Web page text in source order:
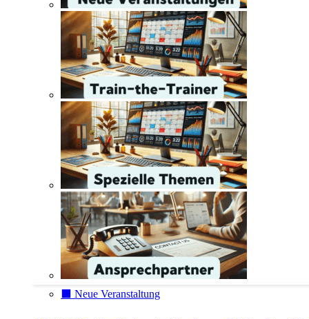
⬛️ Neue Veranstaltung